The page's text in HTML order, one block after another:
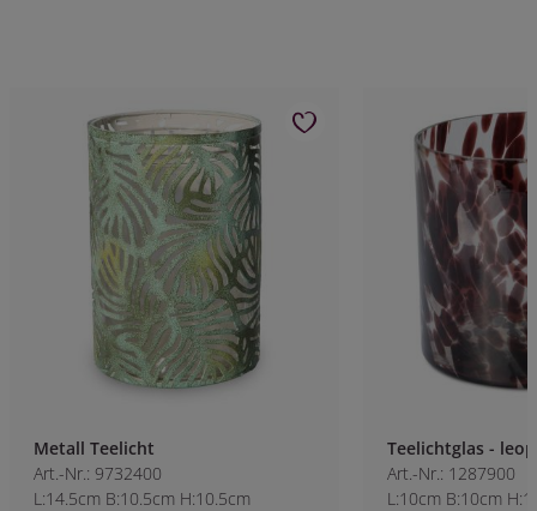
Metall Teelicht
Art.-Nr.: 9732400
L:14.5cm B:10.5cm H:10.5cm
Teelichtglas -
Art.-Nr.: 1287900
L:10cm B:10cm